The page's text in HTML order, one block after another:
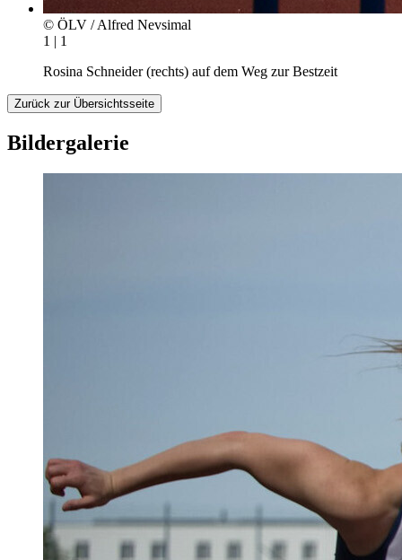
© ÖLV / Alfred Nevsimal
1 | 1
Rosina Schneider (rechts) auf dem Weg zur Bestzeit
Zurück zur Übersichtsseite
Bildergalerie